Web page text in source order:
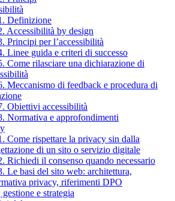
Definizione
Accessibilità by design
Principi per l’accessibilità
Linee guida e criteri di successo
Come rilasciare una dichiarazione di
Meccanismo di feedback e procedura di
Obiettivi accessibilità
Normativa e approfondimenti
Come rispettare la privacy sin dalla
di un sito o servizio digitale
Richiedi il consenso quando necessario
Le basi del sito web: architettura,
privacy, riferimenti DPO
e strategia